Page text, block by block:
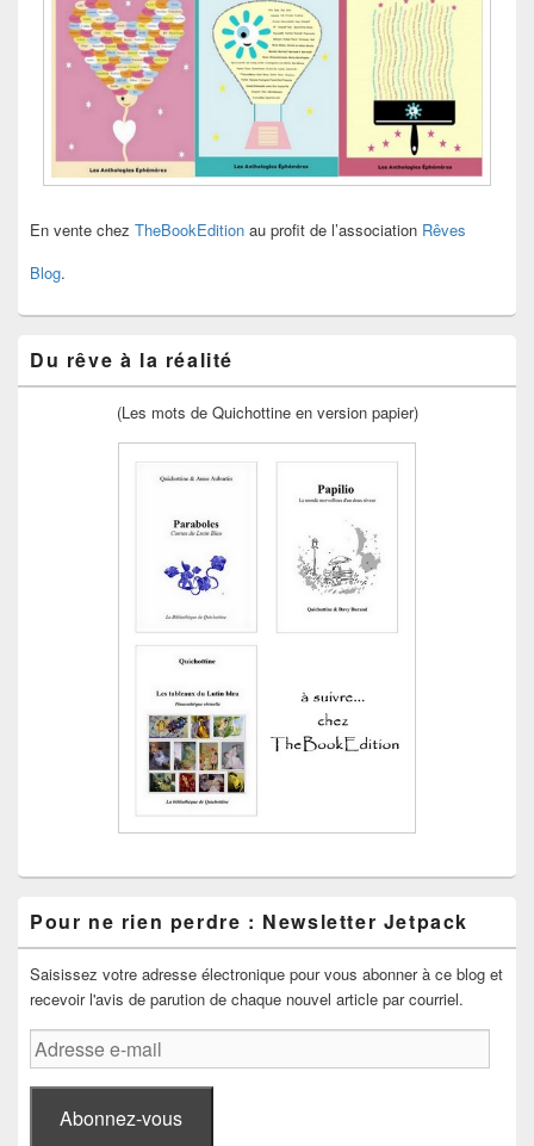
En vente chez TheBookEdition au profit de l’association Rêves
Blog.
Du rêve à la réalité
(Les mots de Quichottine en version papier)
Pour ne rien perdre : Newsletter Jetpack
Saisissez votre adresse électronique pour vous abonner à ce blog et
recevoir l'avis de parution de chaque nouvel article par courriel.
Adresse
e-
mail
Abonnez-vous